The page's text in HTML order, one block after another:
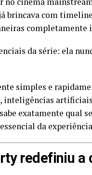
brincava com
completamente
da série: ela
simples e
inteligências
exatamente qual
da
redefiniu a